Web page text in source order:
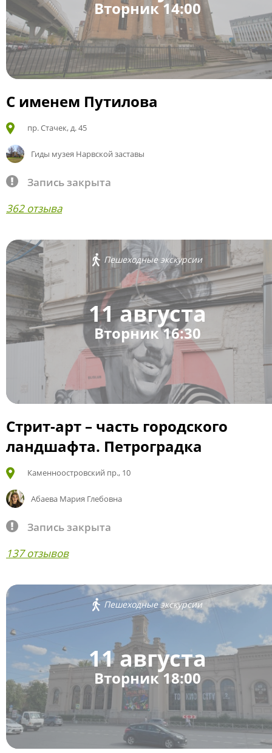
Вторник 14:00
С именем Путилова
пр. Стачек, д. 45
Гиды музея Нарвской заставы
Запись закрыта
362 отзыва
Пешеходные экскурсии
11 августа
Вторник 16:30
Стрит-арт – часть городского
ландшафта. Петроградка
Каменноостровский пр., 10
Абаева Мария Глебовна
Запись закрыта
137 отзывов
Пешеходные экскурсии
11 августа
Вторник 18:00